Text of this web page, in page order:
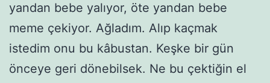
yandan bebe yalıyor, öte yandan bebe
meme çekiyor. Ağladım. Alıp kaçmak
istedim onu bu kâbustan. Keşke bir gün
önceye geri dönebilsek. Ne bu çektiğin el